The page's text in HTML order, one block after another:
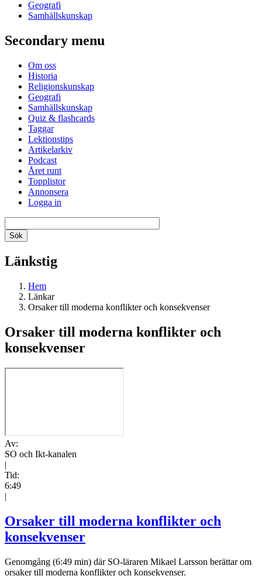
Geografi
Samhällskunskap
Secondary menu
Om oss
Historia
Religionskunskap
Geografi
Samhällskunskap
Quiz & flashcards
Taggar
Lektionstips
Artikelarkiv
Podcast
Året runt
Topplistor
Annonsera
Logga in
Länkstig
Hem
Länkar
Orsaker till moderna konflikter och konsekvenser
Orsaker till moderna konflikter och
konsekvenser
Av:
SO och Ikt-kanalen
|
Tid:
6:49
|
Orsaker till moderna konflikter och
konsekvenser
Genomgång (6:49 min) där SO-läraren Mikael Larsson berättar om
orsaker till moderna konflikter och konsekvenser.